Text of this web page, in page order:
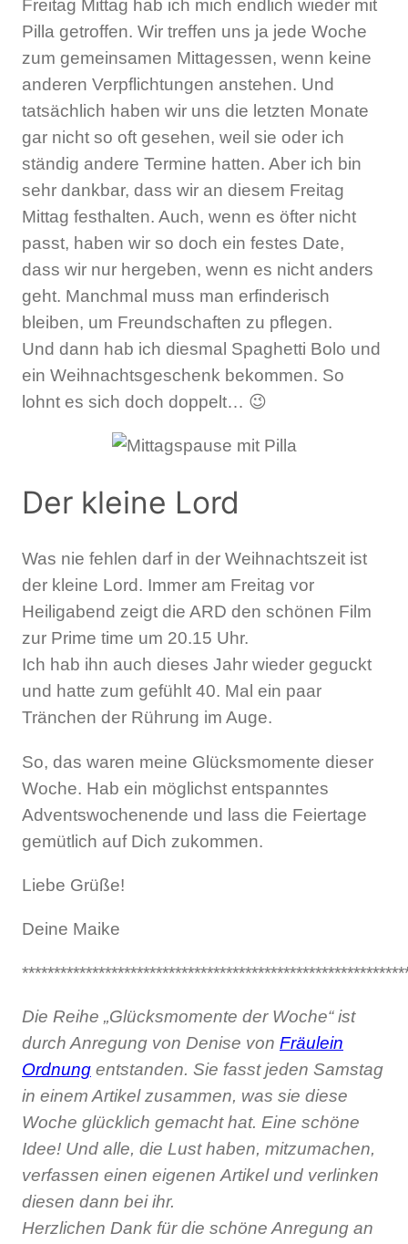
Freitag Mittag hab ich mich endlich wieder mit
Pilla getroffen. Wir treffen uns ja jede Woche
zum gemeinsamen Mittagessen, wenn keine
anderen Verpflichtungen anstehen. Und
tatsächlich haben wir uns die letzten Monate
gar nicht so oft gesehen, weil sie oder ich
ständig andere Termine hatten. Aber ich bin
sehr dankbar, dass wir an diesem Freitag
Mittag festhalten. Auch, wenn es öfter nicht
passt, haben wir so doch ein festes Date,
dass wir nur hergeben, wenn es nicht anders
geht. Manchmal muss man erfinderisch
bleiben, um Freundschaften zu pflegen.
Und dann hab ich diesmal Spaghetti Bolo und
ein Weihnachtsgeschenk bekommen. So
lohnt es sich doch doppelt… 😉
Der kleine Lord
Was nie fehlen darf in der Weihnachtszeit ist
der kleine Lord. Immer am Freitag vor
Heiligabend zeigt die ARD den schönen Film
zur Prime time um 20.15 Uhr.
Ich hab ihn auch dieses Jahr wieder geguckt
und hatte zum gefühlt 40. Mal ein paar
Tränchen der Rührung im Auge.
So, das waren meine Glücksmomente dieser
Woche. Hab ein möglichst entspanntes
Adventswochenende und lass die Feiertage
gemütlich auf Dich zukommen.
Liebe Grüße!
Deine Maike
Die Reihe „Glücksmomente der Woche“ ist
durch Anregung von Denise von Fräulein
Ordnung entstanden. Sie fasst jeden Samstag
in einem Artikel zusammen, was sie diese
Woche glücklich gemacht hat. Eine schöne
Idee! Und alle, die Lust haben, mitzumachen,
verfassen einen eigenen Artikel und verlinken
diesen dann bei ihr.
Herzlichen Dank für die schöne Anregung an